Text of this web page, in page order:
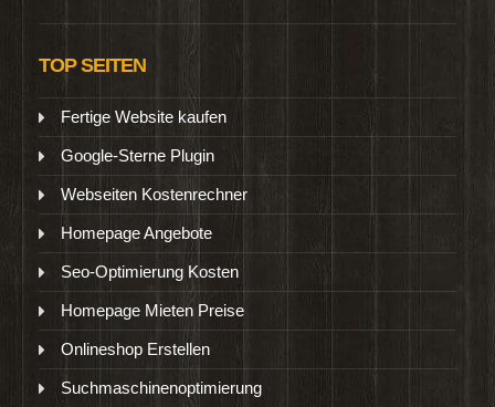
TOP SEITEN
Fertige Website kaufen
Google-Sterne Plugin
Webseiten Kostenrechner
Homepage Angebote
Seo-Optimierung Kosten
Homepage Mieten Preise
Onlineshop Erstellen
Suchmaschinenoptimierung